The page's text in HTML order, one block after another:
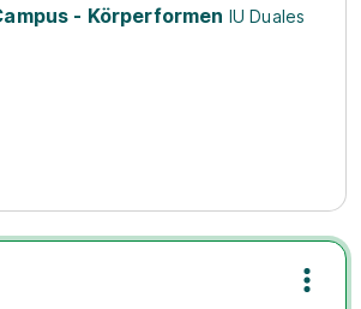
- Körperformen IU Duales